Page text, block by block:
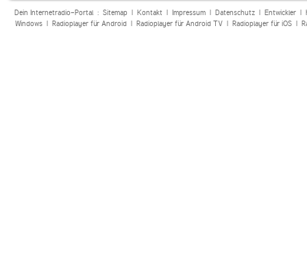
Dein Internetradio-Portal : Sitemap| Kontakt| Impressum| Datenschutz| Entwickler|
Windows| Radioplayer für Android| Radioplayer für Android TV| Radioplayer für iOS|